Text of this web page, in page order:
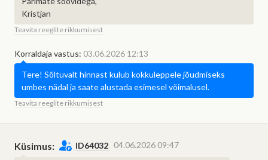
Kristjan
Teavita reeglite rikkumisest
Korraldaja vastus: 03.06.2026 12:13
Tere! Sõltuvalt hinnast kulub kokkuleppele jõudmiseks
umbes nädal ja saate alustada esimesel võimalusel.
Teavita reeglite rikkumisest
Küsimus: ID64032 04.06.2026 09:47